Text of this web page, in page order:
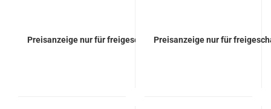
Preisanzeige nur für freigeschaltete Kunden
Preisanzeige nur für